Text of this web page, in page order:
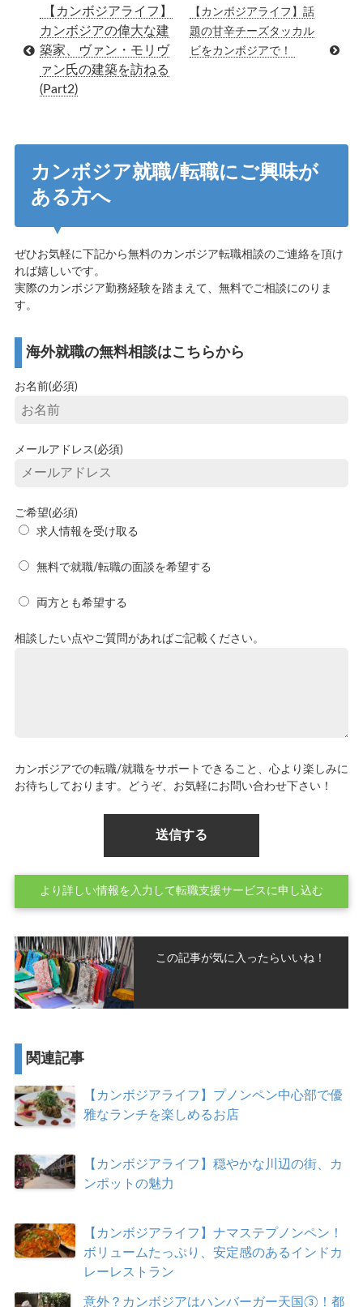
【カンボジアライフ】
カンボジアの偉大な建
築家、ヴァン・モリヴ
ァン氏の建築を訪ねる
(Part2)
【カンボジアライフ】話
題の甘辛チーズタッカル
ビをカンボジアで！
カンボジア就職/転職にご興味が
ある方へ
ぜひお気軽に下記から無料のカンボジア転職相談のご連絡を頂け
れば嬉しいです。
実際のカンボジア勤務経験を踏まえて、無料でご相談にのりま
す。
海外就職の無料相談はこちらから
お名前(必須)
メールアドレス(必須)
ご希望(必須)
求人情報を受け取る
無料で就職/転職の面談を希望する
両方とも希望する
相談したい点やご質問があればご記載ください。
カンボジアでの転職/就職をサポートできること、心より楽しみに
お待ちしております。どうぞ、お気軽にお問い合わせ下さい！
より詳しい情報を入力して転職支援サービスに申し込む
この記事が気に入ったらいいね！
関連記事
【カンボジアライフ】プノンペン中心部で優
雅なランチを楽しめるお店
【カンボジアライフ】穏やかな川辺の街、カ
ンポットの魅力
【カンボジアライフ】ナマステプノンペン！
ボリュームたっぷり、安定感のあるインドカ
レーレストラン
意外？カンボジアはハンバーガー天国③！都